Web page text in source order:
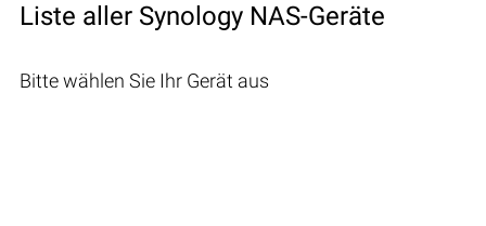
Liste aller Synology NAS-Geräte
Bitte wählen Sie Ihr Gerät aus